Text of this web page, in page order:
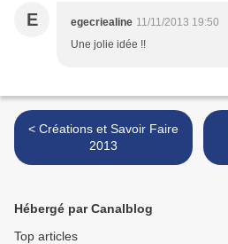
E egecriealine 11/11/2013 19:50
Une jolie idée !!
< Créations et Savoir Faire
2013
Hébergé par Canalblog
Top articles